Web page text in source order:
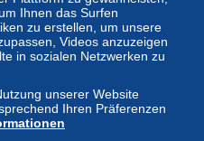
$
Gewerblicher Händler
Ihnen das Surfen
zu erstellen, um unsere
Videos anzuzeigen
in sozialen Netzwerken zu
unserer Website
Ihren Präferenzen